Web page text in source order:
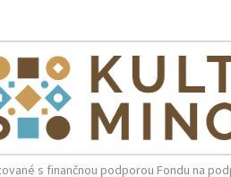
s finančnou podporou Fondu na